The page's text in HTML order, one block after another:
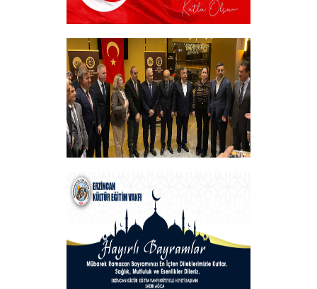
23 NİSAN
+
Vakfımızın Geleneksel İftar Programı
+